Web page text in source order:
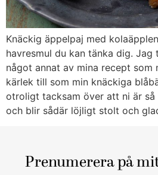
Knäckig äppelpaj med
havresmul du kan tänka dig.
något annat av mina recept som
kärlek till som min knäckiga
otroligt tacksam över att ni är så
och blir sådär löjligt stolt och
Prenumerera på